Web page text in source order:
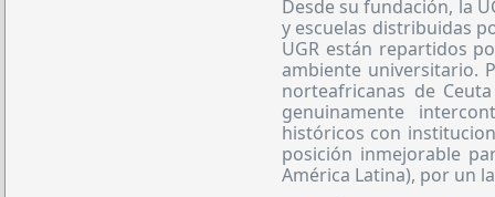
Desde su fundación, la
y escuelas distribuidas
UGR están repartidos
ambiente universitario.
norteafricanas de
genuinamente
históricos con
posición inmejorable
América Latina), por un